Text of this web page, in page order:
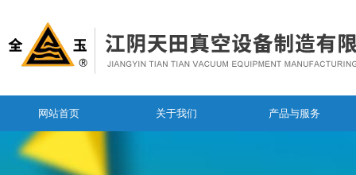
网站首页 关于我们 产品与服务